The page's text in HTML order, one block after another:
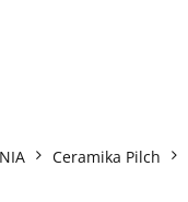
Ceramika Pilch